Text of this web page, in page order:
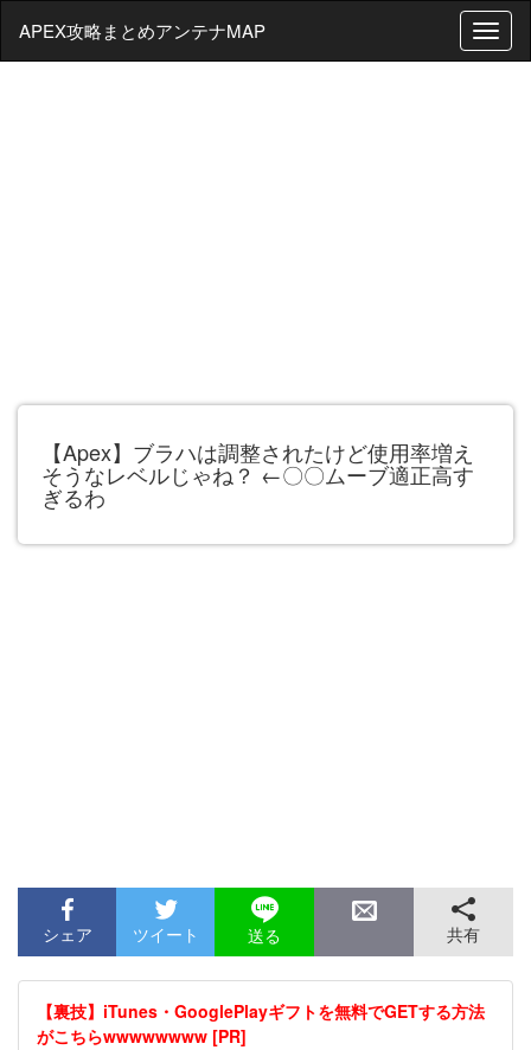
T
o
APEX攻略まとめアンテナMAP
【Apex】ブラハは調整されたけど使用率増え
そうなレベルじゃね？ ←〇〇ムーブ適正高す
ぎるわ
シェア ツイート 送る 共有
【裏技】iTunes・GooglePlayギフトを無料でGETする方法
がこちらwwwwwwww [PR]